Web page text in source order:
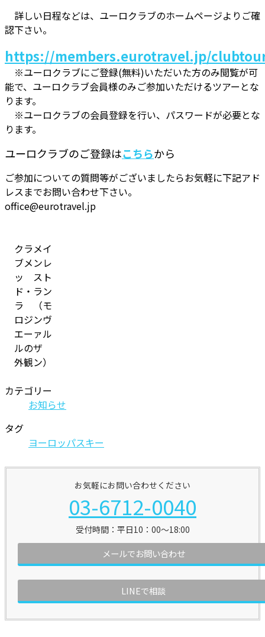
詳しい日程などは、ユーロクラブのホームページよりご確
認下さい。
https://members.eurotravel.jp/
※ユーロクラブにご登録(無料)いただいた方のみ閲覧が可
能で、ユーロクラブ会員様のみご参加いただけるツアーとな
ります。
※ユーロクラブの会員登録を行い、パスワードが必要とな
ります。
ユーロクラブのご登録はこちらから
ご参加についての質問等がございましたらお気軽に下記アド
レスまでお問い合わせ下さい。
office@eurotravel.jp
クラ
ブメ
ッ
ド・
ラ
ロジ
エー
ルの
外観
メイ
ンレ
スト
ラン
（モ
ンヴ
ァル
ザ
ン）
カテゴリー
お知らせ
タグ
ヨーロッパスキー
お気軽にお問い合わせください
03-6712-0040
受付時間：平日10：00～18:00
メールでお問い合わせ
LINEで相談